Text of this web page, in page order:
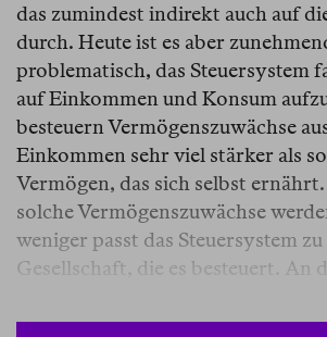
das zumindest indirekt auch auf
durch. Heute ist es aber
problematisch, das Steuersystem
auf Einkommen und Konsum
besteuern Vermögenszuwächse
Einkommen sehr viel stärker als
Vermögen, das sich selbst
solche Vermögenszuwächse
weniger passt das Steuersystem
Gesellschaft, die es besteuert. An
Die Einkommensteuer, so seine